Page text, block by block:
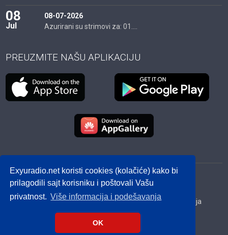
Exyuradio.net koristi cookies (kolačiće) kako bi
prilagodili sajt korisniku i poštovali Vašu
privatnost. Više informacija i podešavanja
OK
08
Jul
08-07-2026
Azurirani su strimovi za: 01....
PREUZMITE NAŠU APLIKACIJU
© 2012 - 2026! exyuradio.net -Politika privatnosti -
created by IMS.RS
Srbija
Hrvatska BiH Crna Gora Makedonija
Slovenija